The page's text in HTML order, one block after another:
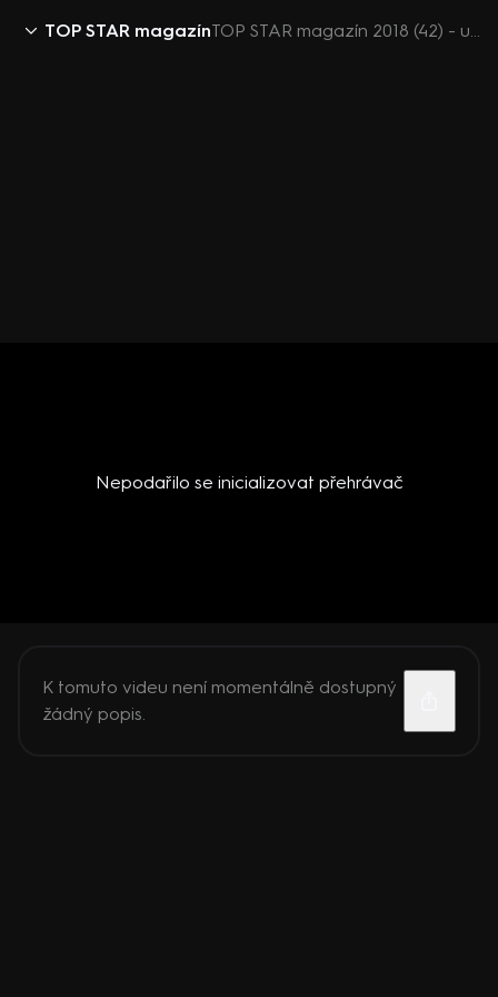
TOP STAR magazín TOP STAR magazín 2018 (42) - upoutávka
Nepodařilo se inicializovat přehrávač
K tomuto videu není momentálně dostupný
žádný popis.